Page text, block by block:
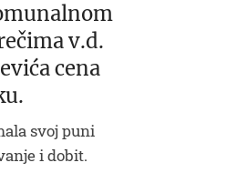
v.d.
cena
svoj puni
i dobit.